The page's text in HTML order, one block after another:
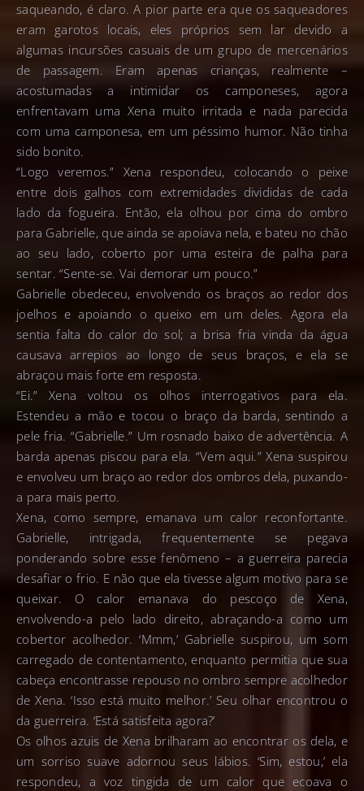
saqueando, é claro. A pior parte era que os saqueadores
eram garotos locais, eles próprios sem lar devido a
algumas incursões casuais de um grupo de mercenários
de passagem. Eram apenas crianças, realmente –
acostumadas a intimidar os camponeses, agora
enfrentavam uma Xena muito irritada e nada parecida
com uma camponesa, em um péssimo humor. Não tinha
sido bonito.
“Logo veremos.” Xena respondeu, colocando o peixe
entre dois galhos com extremidades divididas de cada
lado da fogueira. Então, ela olhou por cima do ombro
para Gabrielle, que ainda se apoiava nela, e bateu no chão
ao seu lado, coberto por uma esteira de palha para
sentar. “Sente-se. Vai demorar um pouco.”
Gabrielle obedeceu, envolvendo os braços ao redor dos
joelhos e apoiando o queixo em um deles. Agora ela
sentia falta do calor do sol; a brisa fria vinda da água
causava arrepios ao longo de seus braços, e ela se
abraçou mais forte em resposta.
“Ei.” Xena voltou os olhos interrogativos para ela.
Estendeu a mão e tocou o braço da barda, sentindo a
pele fria. “Gabrielle.” Um rosnado baixo de advertência. A
barda apenas piscou para ela. “Vem aqui.” Xena suspirou
e envolveu um braço ao redor dos ombros dela, puxando-
a para mais perto.
Xena, como sempre, emanava um calor reconfortante.
Gabrielle, intrigada, frequentemente se pegava
ponderando sobre esse fenômeno – a guerreira parecia
desafiar o frio. E não que ela tivesse algum motivo para se
queixar. O calor emanava do pescoço de Xena,
envolvendo-a pelo lado direito, abraçando-a como um
cobertor acolhedor. ‘Mmm,’ Gabrielle suspirou, um som
carregado de contentamento, enquanto permitia que sua
cabeça encontrasse repouso no ombro sempre acolhedor
de Xena. ‘Isso está muito melhor.’ Seu olhar encontrou o
da guerreira. ‘Está satisfeita agora?’
Os olhos azuis de Xena brilharam ao encontrar os dela, e
um sorriso suave adornou seus lábios. ‘Sim, estou,’ ela
respondeu, a voz tingida de um calor que ecoava o